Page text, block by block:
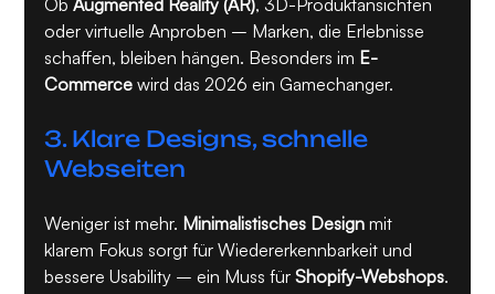
Ob Augmented Reality (AR), 3D-Produktansichten
oder virtuelle Anproben – Marken, die Erlebnisse
schaffen, bleiben hängen. Besonders im E-
Commerce wird das 2026 ein Gamechanger.
3. Klare Designs, schnelle
Webseiten
Weniger ist mehr. Minimalistisches Design mit
klarem Fokus sorgt für Wiedererkennbarkeit und
bessere Usability – ein Muss für Shopify-Webshops.